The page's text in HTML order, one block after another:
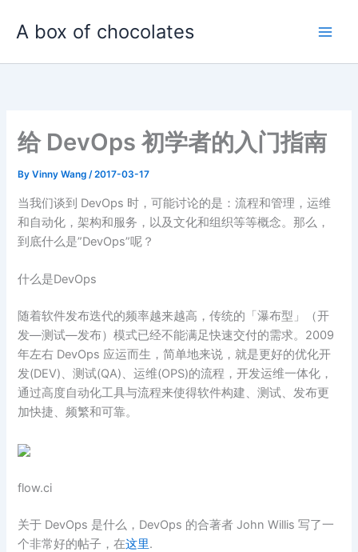
A box of chocolates
给 DevOps 初学者的入门指南
ByVinny Wang/2017-03-17
当我们谈到 DevOps 时，可能讨论的是：流程和管理，运维
和自动化，架构和服务，以及文化和组织等等概念。那么，
到底什么是”DevOps”呢？
什么是DevOps
随着软件发布迭代的频率越来越高，传统的「瀑布型」（开
发—测试—发布）模式已经不能满足快速交付的需求。2009
年左右 DevOps 应运而生，简单地来说，就是更好的优化开
发(DEV)、测试(QA)、运维(OPS)的流程，开发运维一体化，
通过高度自动化工具与流程来使得软件构建、测试、发布更
加快捷、频繁和可靠。
flow.ci
关于 DevOps 是什么，DevOps 的合著者 John Willis 写了一
个非常好的帖子，在这里.